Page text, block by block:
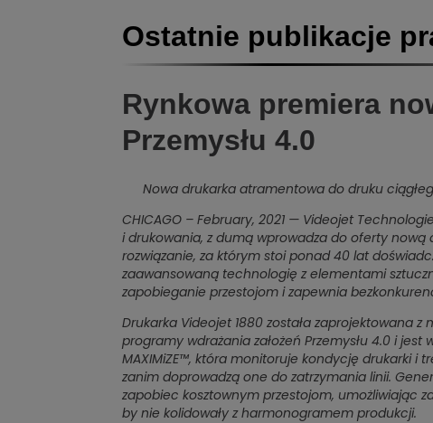
Ostatnie publikacje
Rynkowa premiera
Przemysłu 4.0
Nowa drukarka atramentowa do druku
CHICAGO – February, 2021 — Videojet
i drukowania, z dumą wprowadza do oferty nową
rozwiązanie, za którym stoi ponad 40 lat
zaawansowaną technologię z elementami
zapobieganie przestojom i zapewnia
Drukarka Videojet 1880 została zaprojektowana
programy wdrażania założeń Przemysłu 4.0 i
MAXIMiZE™, która monitoruje kondycję drukarki i
zanim doprowadzą one do zatrzymania linii.
zapobiec kosztownym przestojom, umożliwiając
by nie kolidowały z harmonogramem produkcji.